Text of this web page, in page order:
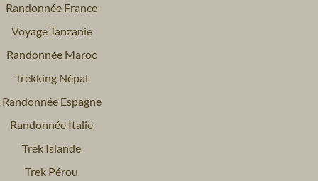
Randonnée France
Voyage Tanzanie
Randonnée Maroc
Trekking Népal
Randonnée Espagne
Randonnée Italie
Trek Islande
Trek Pérou